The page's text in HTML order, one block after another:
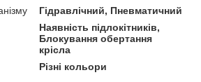
Гідравлічний, Пневматичний
Наявність підлокітників,
Блокування обертання
крісла
Різні кольори